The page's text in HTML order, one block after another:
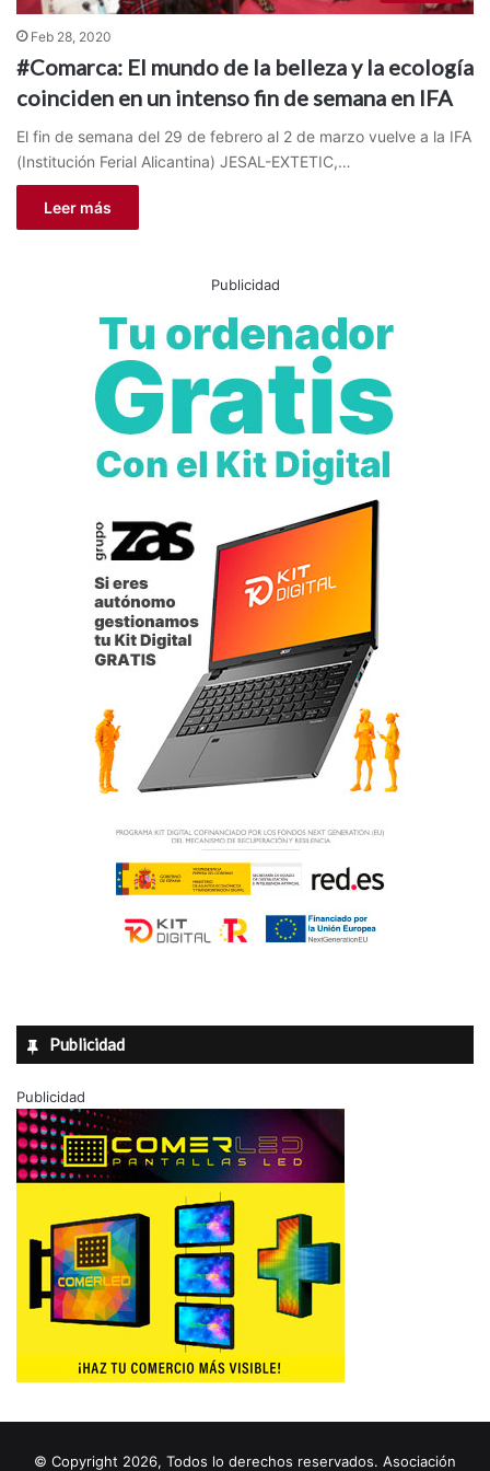
Feb 28, 2020
#Comarca: El mundo de la belleza y la ecología
coinciden en un intenso fin de semana en IFA
El fin de semana del 29 de febrero al 2 de marzo vuelve a la IFA
(Institución Ferial Alicantina) JESAL-EXTETIC,…
Leer más
Publicidad
Publicidad
Publicidad
© Copyright 2026, Todos lo derechos reservados. Asociación